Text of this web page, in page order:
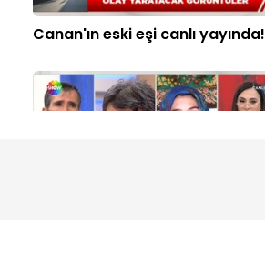
Canan'ın eski eşi canlı yayında!